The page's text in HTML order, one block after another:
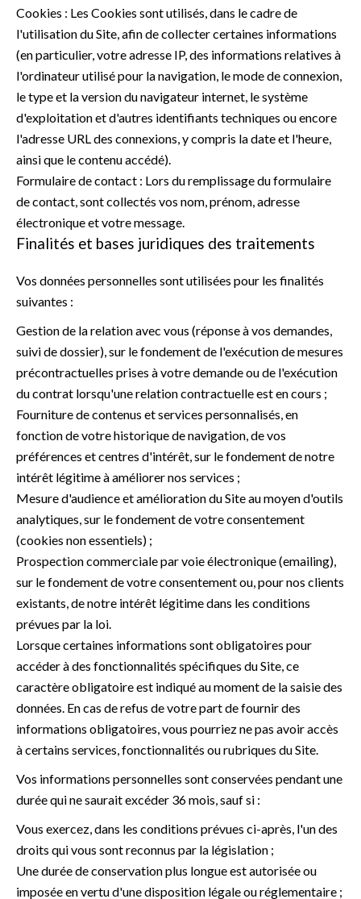
Cookies : Les Cookies sont utilisés, dans le cadre de
l'utilisation du Site, afin de collecter certaines informations
(en particulier, votre adresse IP, des informations relatives à
l'ordinateur utilisé pour la navigation, le mode de connexion,
le type et la version du navigateur internet, le système
d'exploitation et d'autres identifiants techniques ou encore
l'adresse URL des connexions, y compris la date et l'heure,
ainsi que le contenu accédé).
Formulaire de contact : Lors du remplissage du formulaire
de contact, sont collectés vos nom, prénom, adresse
électronique et votre message.
Finalités et bases juridiques des traitements
Vos données personnelles sont utilisées pour les finalités
suivantes :
Gestion de la relation avec vous (réponse à vos demandes,
suivi de dossier), sur le fondement de l'exécution de mesures
précontractuelles prises à votre demande ou de l'exécution
du contrat lorsqu'une relation contractuelle est en cours ;
Fourniture de contenus et services personnalisés, en
fonction de votre historique de navigation, de vos
préférences et centres d'intérêt, sur le fondement de notre
intérêt légitime à améliorer nos services ;
Mesure d'audience et amélioration du Site au moyen d'outils
analytiques, sur le fondement de votre consentement
(cookies non essentiels) ;
Prospection commerciale par voie électronique (emailing),
sur le fondement de votre consentement ou, pour nos clients
existants, de notre intérêt légitime dans les conditions
prévues par la loi.
Lorsque certaines informations sont obligatoires pour
accéder à des fonctionnalités spécifiques du Site, ce
caractère obligatoire est indiqué au moment de la saisie des
données. En cas de refus de votre part de fournir des
informations obligatoires, vous pourriez ne pas avoir accès
à certains services, fonctionnalités ou rubriques du Site.
Vos informations personnelles sont conservées pendant une
durée qui ne saurait excéder 36 mois, sauf si :
Vous exercez, dans les conditions prévues ci-après, l'un des
droits qui vous sont reconnus par la législation ;
Une durée de conservation plus longue est autorisée ou
imposée en vertu d'une disposition légale ou réglementaire ;